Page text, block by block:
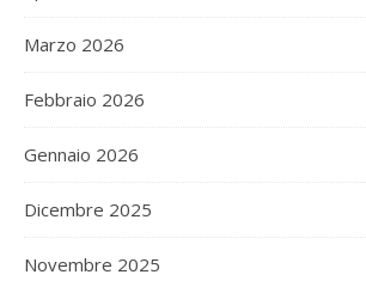
Marzo 2026
Febbraio 2026
Gennaio 2026
Dicembre 2025
Novembre 2025